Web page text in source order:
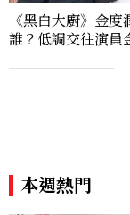
《黑白大廚》金度
誰？低調交往演員
風穿搭是日常範本
本週熱門